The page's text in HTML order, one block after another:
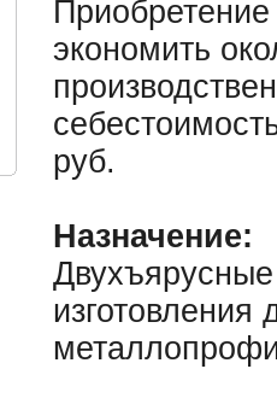
экономить
руб.
Назначение:
изготовления